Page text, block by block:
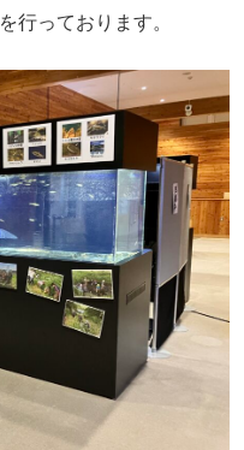
を行っております。